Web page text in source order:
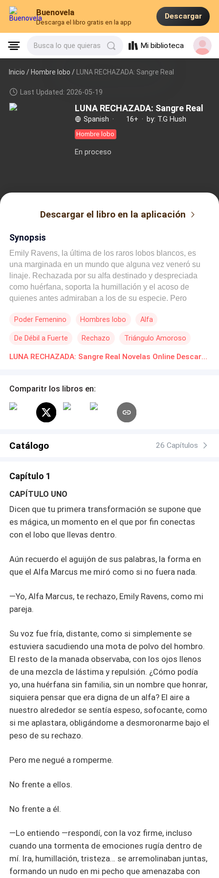
Buenovela
Descarga el libro gratis en la app
Descargar
Busca lo que quieras Mi biblioteca
Inicio /Hombre lobo / LUNA RECHAZADA: Sangre Real
Last Updated: 2026-05-19
LUNA RECHAZADA: Sangre Real
Spanish · 16+ · by: T.G Hush
Hombre lobo
En proceso
Descargar el libro en la aplicación
Synopsis
Emily Ravens, la última de los raros lobos blancos, es
una marginada en un mundo que alguna vez veneró su
linaje. Rechazada por su alfa destinado y despreciada
como huérfana, soporta la humillación y el acoso de
quienes antes admiraban a los de su especie. Pero
aceptación y un lugar en su manada, Emily se enfrenta a
permanecer para siempre definida por el rechazo. En un
mundo donde la confianza es efímera y los linajes
reclamar el lugar que le pertenece?
Poder Femenino Hombres lobo Alfa
De Débil a Fuerte Rechazo Triángulo Amoroso
LUNA RECHAZADA: Sangre Real Novelas Online Descarga gratuita de PDF
Comparitr los libros en:
Catálogo 26 Capítulos
Capítulo 1
CAPÍTULO UNO
Dicen que tu primera transformación se supone que
es mágica, un momento en el que por fin conectas
con el lobo que llevas dentro.
Aún recuerdo el aguijón de sus palabras, la forma en
que el Alfa Marcus me miró como si no fuera nada.
—Yo, Alfa Marcus, te rechazo, Emily Ravens, como mi
pareja.
Su voz fue fría, distante, como si simplemente se
estuviera sacudiendo una mota de polvo del hombro.
El resto de la manada observaba, con los ojos llenos
de una mezcla de lástima y repulsión. ¿Cómo podía
yo, una huérfana sin familia, sin un nombre que honrar,
siquiera pensar que era digna de un alfa? El aire a
nuestro alrededor se sentía espeso, sofocante, como
si me aplastara, obligándome a desmoronarme bajo el
peso de su rechazo.
Pero me negué a romperme.
No frente a ellos.
No frente a él.
—Lo entiendo —respondí, con la voz firme, incluso
cuando una tormenta de emociones rugía dentro de
mí. Ira, humillación, tristeza… se arremolinaban juntas,
formando un nudo en mi pecho que amenazaba con